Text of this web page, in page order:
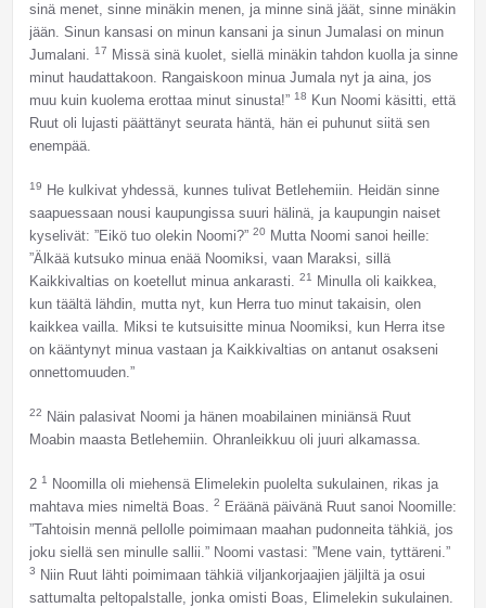
sinä menet, sinne minäkin menen, ja minne sinä jäät, sinne minäkin
jään. Sinun kansasi on minun kansani ja sinun Jumalasi on minun
Jumalani. 17
Missä sinä kuolet, siellä minäkin tahdon kuolla ja sinne
minut haudattakoon. Rangaiskoon minua Jumala nyt ja aina, jos
muu kuin kuolema erottaa minut sinusta!” 18
Kun Noomi käsitti, että
Ruut oli lujasti päättänyt seurata häntä, hän ei puhunut siitä sen
enempää.
19
He kulkivat yhdessä, kunnes tulivat Betlehemiin. Heidän sinne
saapuessaan nousi kaupungissa suuri hälinä, ja kaupungin naiset
kyselivät: ”Eikö tuo olekin Noomi?” 20
Mutta Noomi sanoi heille:
”Älkää kutsuko minua enää Noomiksi, vaan Maraksi, sillä
Kaikkivaltias on koetellut minua ankarasti. 21
Minulla oli kaikkea,
kun täältä lähdin, mutta nyt, kun Herra tuo minut takaisin, olen
kaikkea vailla. Miksi te kutsuisitte minua Noomiksi, kun Herra itse
on kääntynyt minua vastaan ja Kaikkivaltias on antanut osakseni
onnettomuuden.”
22
Näin palasivat Noomi ja hänen moabilainen miniänsä Ruut
Moabin maasta Betlehemiin. Ohranleikkuu oli juuri alkamassa.
2 1
Noomilla oli miehensä Elimelekin puolelta sukulainen, rikas ja
mahtava mies nimeltä Boas. 2
Eräänä päivänä Ruut sanoi Noomille:
”Tahtoisin mennä pellolle poimimaan maahan pudonneita tähkiä, jos
joku siellä sen minulle sallii.” Noomi vastasi: ”Mene vain, tyttäreni.”
3
Niin Ruut lähti poimimaan tähkiä viljankorjaajien jäljiltä ja osui
sattumalta peltopalstalle, jonka omisti Boas, Elimelekin sukulainen.